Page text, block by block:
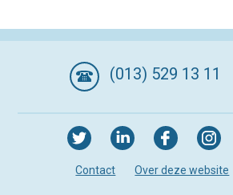
(013) 529 13 11
Contact Over deze website